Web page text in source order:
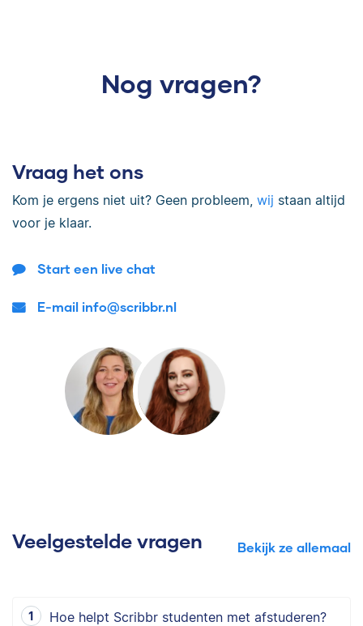
Nog vragen?
Vraag het ons
Kom je ergens niet uit? Geen probleem, wij staan altijd
voor je klaar.
Start een live chat
E-mail info@scribbr.nl
Veelgestelde vragen Bekijk ze allemaal
Hoe helpt Scribbr studenten met afstuderen?